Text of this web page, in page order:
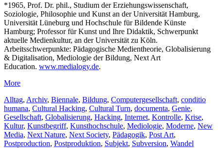
*1965, Prof. Dr. phil., Studium der Erziehungswissenschaft,
Soziologie, Philosophie und Kunst an der Universität Hamburg,
Universität Lüneburg und Hochschule für Bildende Künste
Hamburg; Professor für Kunst und Ihre Didaktik, Schwerpunkt
aktuelle Medienkultur, an der Universität zu Köln.
Arbeitsschwerpunkte: Pädagogische Medientheorie, Globalisierung
& Digitalisation, Mediologie der Bildung, Next Art
Education. www.medialogy.de.
More
Alltag, Archiv, Biennale, Bildung, Computergesellschaft, conditio
humana, Cultural Hacking, Cultural Turn, documenta, Genie,
Gesellschaft, Globalisierung, Hacking, Internet, Kontrolle, Krise,
Kultur, Kunstbegriff, Kunsthochschule, Mediologie, Moderne, New
Media, Next Nature, Next Society, Pädagogik, Post Art,
Postproduction, Postproduktion, Subjekt, Subversion, Wandel